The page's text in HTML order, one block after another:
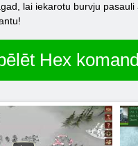
lai iekarotu burvju pasauli
Hex